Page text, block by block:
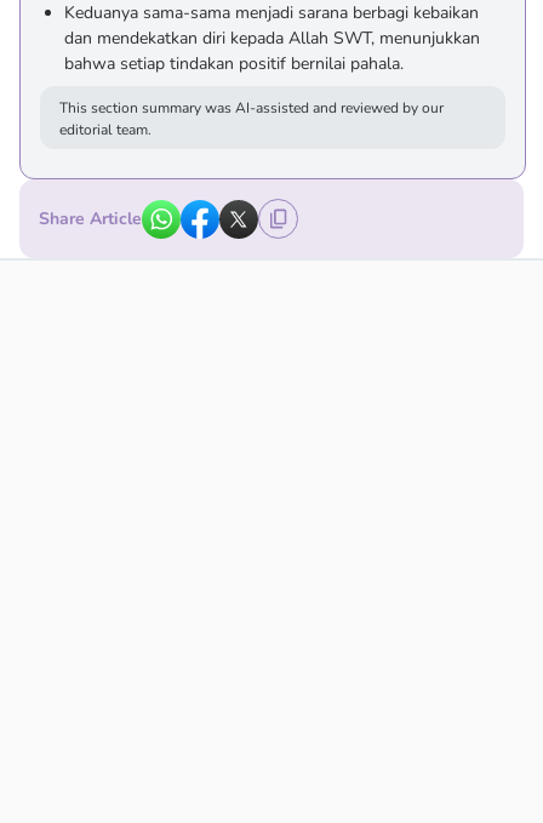
Keduanya sama-sama menjadi sarana berbagi kebaikan
dan mendekatkan diri kepada Allah SWT, menunjukkan
bahwa setiap tindakan positif bernilai pahala.
This section summary was AI-assisted and reviewed by our
editorial team.
Share Article